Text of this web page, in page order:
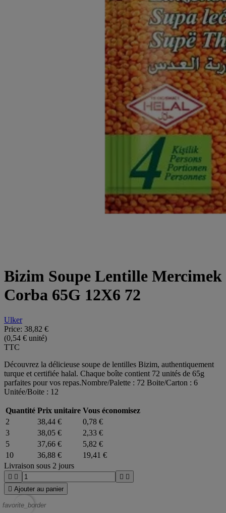
Bizim Soupe Lentille Mercimek
Corba 65G 12X6 72
Ulker
Price: 38,82 €
(0,54 € unité)
TTC
Découvrez la délicieuse soupe de lentilles Bizim, authentiquement
turque et certifiée halal. Chaque boîte contient 72 unités de 65g
parfaites pour vos repas.Nombre/Palette : 72 Boite/Carton : 6
Unitée/Boite : 12
Quantité Prix unitaire Vous économisez
2
38,44 €
0,78 €
3
38,05 €
2,33 €
5
37,66 €
5,82 €
10
36,88 €
19,41 €
Livraison sous 2 jours
   
 Ajouter au panier
favorite_border